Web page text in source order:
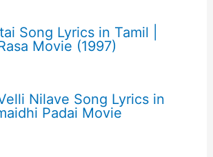
Song Lyrics in Tamil |
Movie (1997)
Nilave Song Lyrics in
Padai Movie